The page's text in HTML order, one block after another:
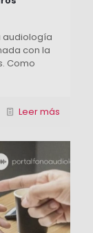
audiología
con la
Como
Leer más